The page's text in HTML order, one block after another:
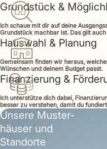
Grundstück &
Ich schaue mit dir auf deine
Grundstück machbar ist. Das gilt
Hauswahl & Planung
Gemeinsam finden wir heraus,
Wünschen und deinem Budget passt.
Finanzierung &
Ich unterstütze dich dabei,
besser zu verstehen, damit du
Unsere Muster­
häuser und
Standorte